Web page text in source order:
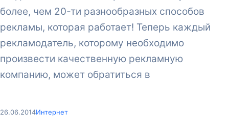
более, чем 20-ти разнообразных способов
рекламы, которая работает! Теперь каждый
рекламодатель, которому необходимо
произвести качественную рекламную
компанию, может обратиться в
26.06.2014Интернет